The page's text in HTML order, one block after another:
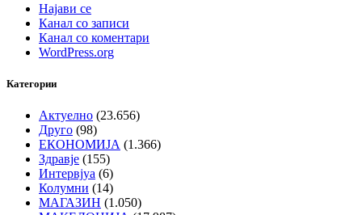
Најави се
Канал со записи
Канал со коментари
WordPress.org
Категории
Актуелно (23.656)
Друго (98)
ЕКОНОМИЈА (1.366)
Здравје (155)
Интервјуа (6)
Колумни (14)
МАГАЗИН (1.050)